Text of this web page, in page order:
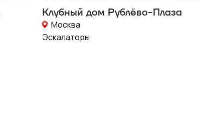
Клубный дом Рублёво-Плаза
Москва
Эскалаторы